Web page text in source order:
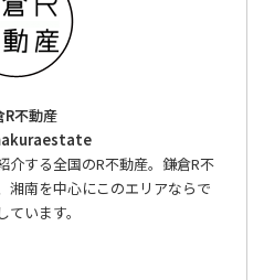
R不動産
介する全国のR不動産。鎌倉R不
湘南を中心にこのエリアならで
います。